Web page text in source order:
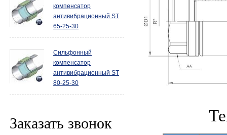
компенсатор
антивибрационный ST
65-25-30
Сильфонный
компенсатор
антивибрационный ST
80-25-30
Заказать звонок